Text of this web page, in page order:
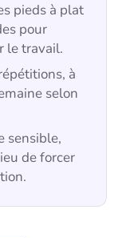
pieds à plat
pour
le travail.
à
selon
sensible,
de forcer